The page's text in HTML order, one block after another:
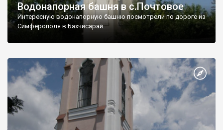
Водонапорная башня в с.Почтовое
Интересную водонапорную башню посмотрели по дороге из
Симферополя в Бахчисарай.